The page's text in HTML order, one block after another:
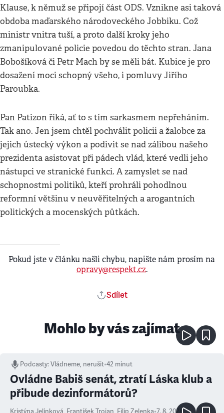
Klause, k němuž se připojí část ODS. Vznikne asi taková
obdoba maďarského národoveckého Jobbiku. Což
ministr vnitra tuší, a proto další kroky jeho
zmanipulované policie povedou do těchto stran. Jana
Bobošíková či Petr Mach by se měli bát. Kubice je pro
dosažení moci schopný všeho, i pomluvy Jiřího
Paroubka.
Pan Patizon říká, ať to s tím sarkasmem nepřeháním.
Tak ano. Jen jsem chtěl pochválit policii a žalobce za
jejich ústecký výkon a podivit se nad zálibou našeho
prezidenta asistovat při pádech vlád, které vedli jeho
nástupci ve stranické funkci. A zamyslet se nad
schopnostmi politiků, kteří prohráli pohodlnou
reformní většinu v neuvěřitelných a arogantních
politických a mocenských půtkách.
Pokud jste v článku našli chybu, napište nám prosím na
opravy@respekt.cz.
Sdílet
Mohlo by vás zajímat
Podcasty:Vládneme, nerušit•42 minut
Ovládne Babiš senát, ztratí Láska klub a
přibude dezinformátorů?